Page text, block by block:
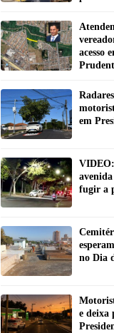
acesso
em
fugir a
no Dia
e deixa